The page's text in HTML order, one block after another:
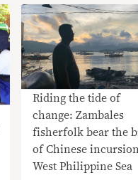
Riding the tide of
change: Zambales
fisherfolk bear the
of Chinese
West Philippine Sea